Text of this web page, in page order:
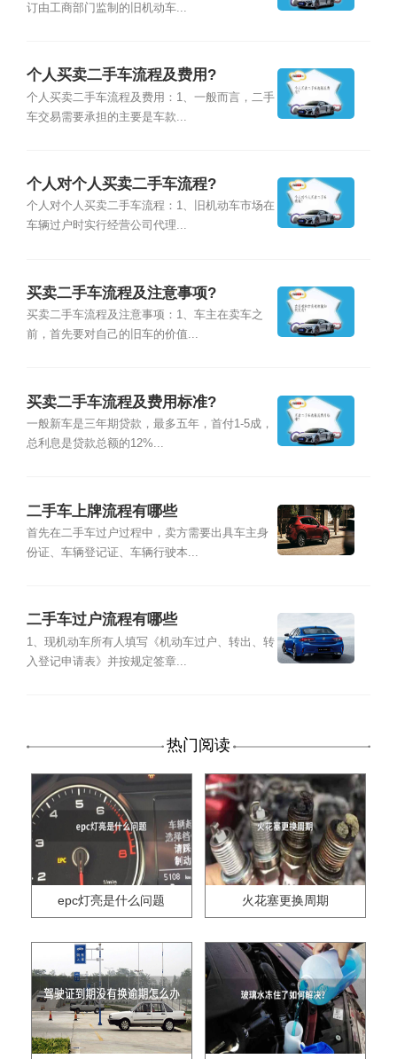
订由工商部门监制的旧机动车...
个人买卖二手车流程及费用?
个人买卖二手车流程及费用：1、一般而言，二手
车交易需要承担的主要是车款...
个人对个人买卖二手车流程?
个人对个人买卖二手车流程：1、旧机动车市场在
车辆过户时实行经营公司代理...
买卖二手车流程及注意事项?
买卖二手车流程及注意事项：1、车主在卖车之
前，首先要对自己的旧车的价值...
买卖二手车流程及费用标准?
一般新车是三年期贷款，最多五年，首付1-5成，
总利息是贷款总额的12%...
二手车上牌流程有哪些
首先在二手车过户过程中，卖方需要出具车主身
份证、车辆登记证、车辆行驶本...
二手车过户流程有哪些
1、现机动车所有人填写《机动车过户、转出、转
入登记申请表》并按规定签章...
热门阅读
epc灯亮是什么问题 火花塞更换周期